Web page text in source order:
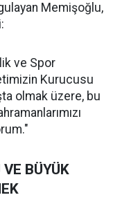
Memişoğlu,
ve Spor
Kurucusu
olmak üzere, bu
BÜYÜK